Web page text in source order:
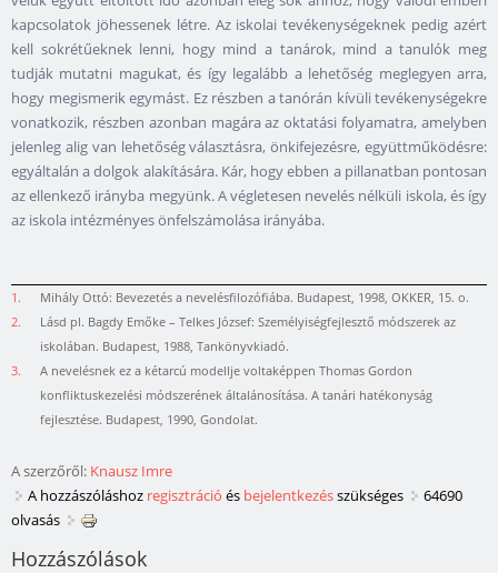
kapcsolatok jöhessenek létre. Az iskolai tevékenységeknek pedig azért
kell sokrétűeknek lenni, hogy mind a tanárok, mind a tanulók meg
tudják mutatni magukat, és így legalább a lehetőség meglegyen arra,
hogy megismerik egymást. Ez részben a tanórán kívüli tevékenységekre
vonatkozik, részben azonban magára az oktatási folyamatra, amelyben
jelenleg alig van lehetőség választásra, önkifejezésre, együttműködésre:
egyáltalán a dolgok alakítására. Kár, hogy ebben a pillanatban pontosan
az ellenkező irányba megyünk. A végletesen nevelés nélküli iskola, és így
az iskola intézményes önfelszámolása irányába.
1.
Mihály Ottó: Bevezetés a nevelésfilozófiába. Budapest, 1998, OKKER, 15. o.
2.
Lásd pl. Bagdy Emőke – Telkes József: Személyiségfejlesztő módszerek az
iskolában. Budapest, 1988, Tankönyvkiadó.
3.
A nevelésnek ez a kétarcú modellje voltaképpen Thomas Gordon
konfliktuskezelési módszerének általánosítása. A tanári hatékonyság
fejlesztése. Budapest, 1990, Gondolat.
A szerzőről: Knausz Imre
A hozzászóláshoz regisztráció és bejelentkezésszükséges
64690
olvasás
Hozzászólások